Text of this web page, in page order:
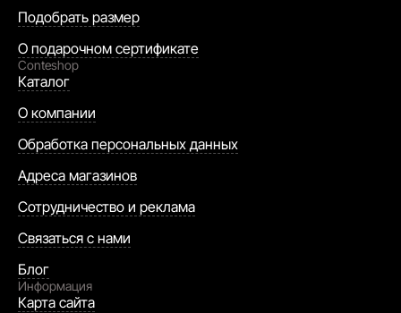
Подобрать размер
О подарочном сертификате
Conteshop
Каталог
О компании
Обработка персональных данных
Адреса магазинов
Сотрудничество и реклама
Связаться с нами
Блог
Информация
Карта сайта